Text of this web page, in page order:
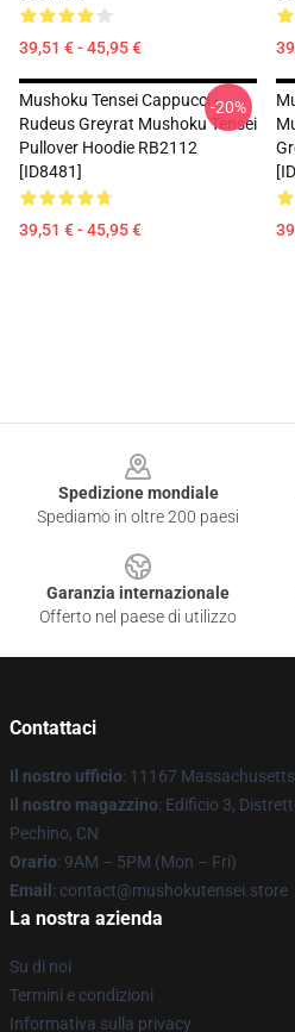
39,51 € - 45,95 €
Mushoku Tensei Cappucci -
Rudeus Greyrat Mushoku Tensei
Pullover Hoodie RB2112
[ID8481]
39,51 € - 45,95 €
-20%
Spedizione mondiale
Spediamo in oltre 200 paesi
Garanzia internazionale
Offerto nel paese di utilizzo
Contattaci
Il nostro ufficio: 11167
Il nostro magazzino: Edificio 3,
Pechino, CN
Orario: 9AM – 5PM (Mon – Fri)
Email : contact@mushokutensei.store
La nostra azienda
Su di noi
Termini e condizioni
Informativa sulla privacy